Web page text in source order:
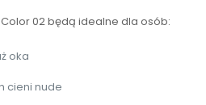
02 będą idealne dla osób:
oka
cieni nude